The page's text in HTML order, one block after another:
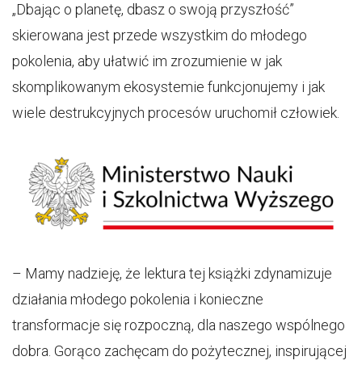
„Dbając o planetę, dbasz o swoją przyszłość”
skierowana jest przede wszystkim do młodego
pokolenia, aby ułatwić im zrozumienie w jak
skomplikowanym ekosystemie funkcjonujemy i jak
wiele destrukcyjnych procesów uruchomił człowiek.
– Mamy nadzieję, że lektura tej książki zdynamizuje
działania młodego pokolenia i konieczne
transformacje się rozpoczną, dla naszego wspólnego
dobra. Gorąco zachęcam do pożytecznej, inspirującej